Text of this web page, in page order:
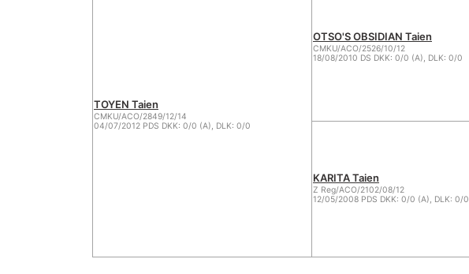
TOYEN Taien
CMKU/ACO/2849/12/14
04/07/2012 PDS DKK: 0/0 (A), DLK: 0/0
OTSO'S OBSIDIAN Taien
CMKU/ACO/2526/10/12
18/08/2010 DS DKK: 0/0 (A), DLK: 0/0
KARITA Taien
Z Reg/ACO/2102/08/12
12/05/2008 PDS DKK: 0/0 (A), DLK: 0/0